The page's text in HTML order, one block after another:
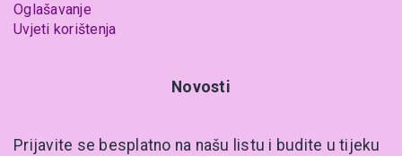
Oglašavanje
Uvjeti korištenja
Novosti
Prijavite se besplatno na našu listu i budite u tijeku